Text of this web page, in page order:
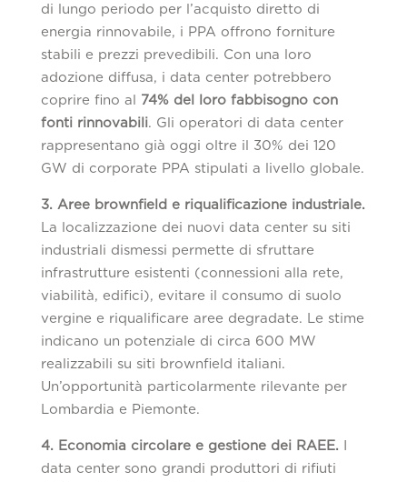
di lungo periodo per l’acquisto diretto di
energia rinnovabile, i PPA offrono forniture
stabili e prezzi prevedibili. Con una loro
adozione diffusa, i data center potrebbero
coprire fino al 74% del loro fabbisogno con
fonti rinnovabili. Gli operatori di data center
rappresentano già oggi oltre il 30% dei 120
GW di corporate PPA stipulati a livello globale.
3. Aree brownfield e riqualificazione industriale.
La localizzazione dei nuovi data center su siti
industriali dismessi permette di sfruttare
infrastrutture esistenti (connessioni alla rete,
viabilità, edifici), evitare il consumo di suolo
vergine e riqualificare aree degradate. Le stime
indicano un potenziale di circa 600 MW
realizzabili su siti brownfield italiani.
Un’opportunità particolarmente rilevante per
Lombardia e Piemonte.
4. Economia circolare e gestione dei RAEE. I
data center sono grandi produttori di rifiuti